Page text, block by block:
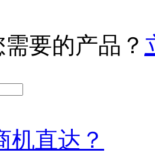
要的产品？
机直达？